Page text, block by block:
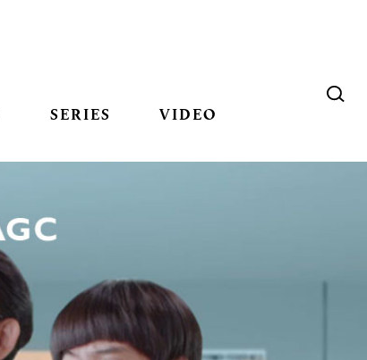
SERIES VIDEO